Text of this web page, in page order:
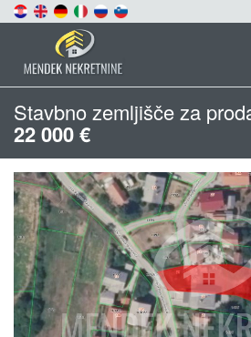
Stavbno zemljišče za
22 000 €